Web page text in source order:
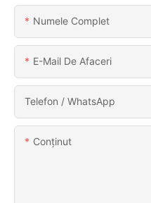
Numele Complet
E-Mail De Afaceri
Telefon / WhatsApp
Conţinut